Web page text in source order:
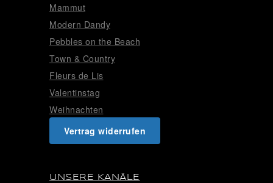
Mammut
Modern Dandy
Pebbles on the Beach
Town & Country
Fleurs de Lis
Valentinstag
Weihnachten
Vertrag widerrufen
UNSERE KANÄLE